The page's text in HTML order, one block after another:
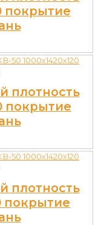
покрытие
плотность
покрытие
плотность
покрытие